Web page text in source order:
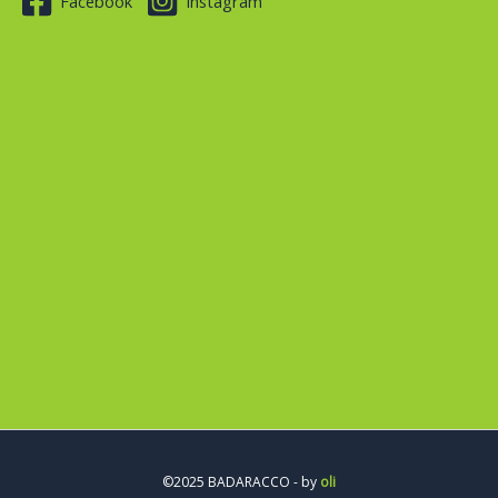
©2025 BADARACCO - by oli